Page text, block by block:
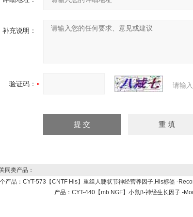
补充说明：
验证码： 请输
类产品：
产品： CYT-573【CNTF His】重组人睫状节神经营养因子,His标签 -
产品： CYT-440【mb NGF】小鼠β-神经生长因子 -